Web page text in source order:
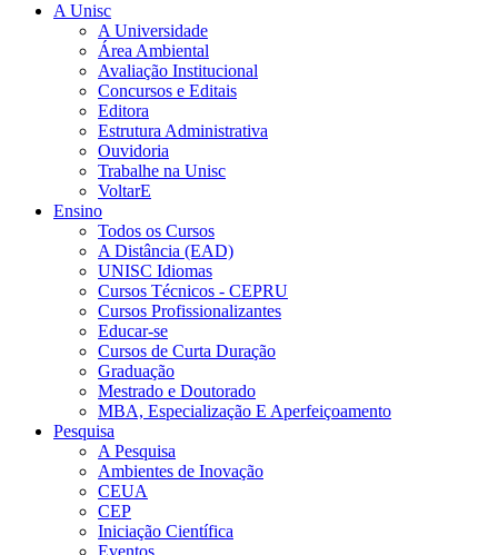
A Unisc
A Universidade
Área Ambiental
Avaliação Institucional
Concursos e Editais
Editora
Estrutura Administrativa
Ouvidoria
Trabalhe na Unisc
VoltarE
Ensino
Todos os Cursos
A Distância (EAD)
UNISC Idiomas
Cursos Técnicos - CEPRU
Cursos Profissionalizantes
Educar-se
Cursos de Curta Duração
Graduação
Mestrado e Doutorado
MBA, Especialização E Aperfeiçoamento
Pesquisa
A Pesquisa
Ambientes de Inovação
CEUA
CEP
Iniciação Científica